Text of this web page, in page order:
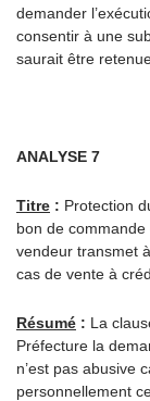
demander
consentir à une
saurait être
ANALYSE 7
Titre : Protection
bon de commande
vendeur transmet
cas de vente à
Résumé : La
Préfecture la
n’est pas abusive
personnellement